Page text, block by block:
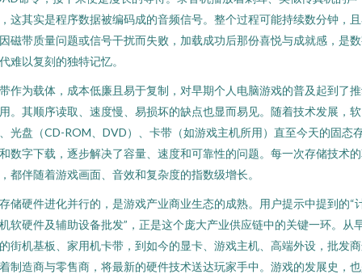
这其实是程序数据被编码成的音频信号。整个过程可能持续数分钟，
磁带质量问题或信号干扰而失败，加载成功后那份喜悦与成就感，是
难以复刻的独特记忆。
作为载体，成本低廉且易于复制，对早期个人电脑游戏的普及起到了
。其顺序读取、速度慢、易损坏的缺点也显而易见。随着技术发展，软
光盘（CD-ROM、DVD）、卡带（如游戏主机所用）直至今天的固态
数字下载，逐步解决了容量、速度和可靠性的问题。每一次存储技术
都伴随着游戏画面、音效和复杂度的指数级增长。
储硬件进化并行的，是游戏产业商业生态的成熟。用户提示中提到的“
软硬件及辅助设备批发”，正是这个庞大产业供应链中的关键一环。从
街机基板、家用机卡带，到如今的显卡、游戏主机、高端外设，批发
制造商与零售商，将最新的硬件技术送达玩家手中。游戏的发展史，